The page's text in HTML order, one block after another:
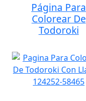
Página Para
Colorear De
Todoroki